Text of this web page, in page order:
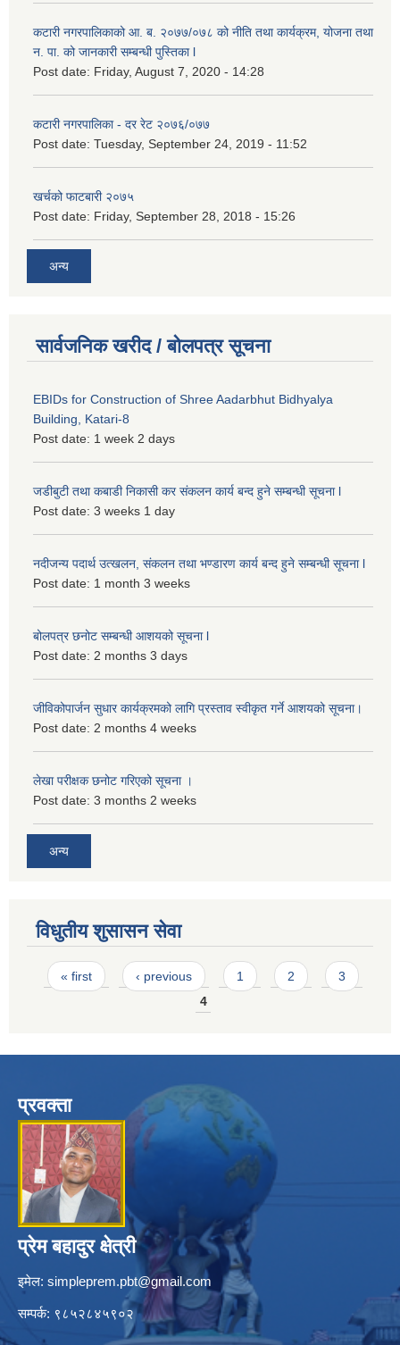
कटारी नगरपालिकाको आ. ब. २०७७/०७८ को नीति तथा कार्यक्रम, योजना तथा
न. पा. को जानकारी सम्बन्धी पुस्तिका l
Post date: Friday, August 7, 2020 - 14:28
कटारी नगरपालिका - दर रेट २०७६/०७७
Post date: Tuesday, September 24, 2019 - 11:52
खर्चको फाटबारी २०७५
Post date: Friday, September 28, 2018 - 15:26
अन्य
सार्वजनिक खरीद / बोलपत्र सूचना
EBIDs for Construction of Shree Aadarbhut Bidhyalya
Building, Katari-8
Post date: 1 week 2 days
जडीबुटी तथा कबाडी निकासी कर संकलन कार्य बन्द हुने सम्बन्धी सूचना l
Post date: 3 weeks 1 day
नदीजन्य पदार्थ उत्खलन, संकलन तथा भण्डारण कार्य बन्द हुने सम्बन्धी सूचना l
Post date: 1 month 3 weeks
बोलपत्र छनोट सम्बन्धी आशयको सूचना l
Post date: 2 months 3 days
जीविकोपार्जन सुधार कार्यक्रमको लागि प्रस्ताव स्वीकृत गर्ने आशयको सूचना।
Post date: 2 months 4 weeks
लेखा परीक्षक छनोट गरिएको सूचना ।
Post date: 3 months 2 weeks
अन्य
विधुतीय शुसासन सेवा
Pages
« first ‹ previous 1 2
3
4
प्रवक्ता
प्रेम बहादुर क्षेत्री
इमेल: simpleprem.pbt@gmail.com
सम्पर्क: ९८५२८४५९०२